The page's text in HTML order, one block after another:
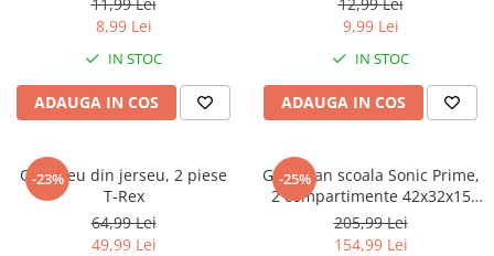
Wonder Woman
The Grinch
FLAMINGO
Incaltaminte fete
Pantofi fete
8,99 Lei
IN STOC
ADAUGA IN COS
9,99 Lei
IN STOC
ADAUGA IN COS
-23%
Compleu din jerseu, 2 piese
T-Rex
64,99 Lei
49,99 Lei
-25%
Ghiozdan scoala Sonic Prime,
2 compartimente 42x32x15
cm
205,99 Lei
154,99 Lei